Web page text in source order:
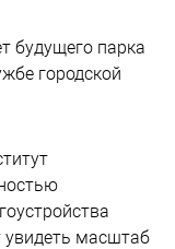
будущего парка
городской
увидеть масштаб